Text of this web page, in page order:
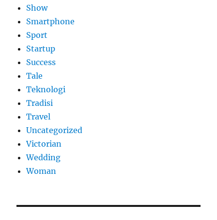
Show
Smartphone
Sport
Startup
Success
Tale
Teknologi
Tradisi
Travel
Uncategorized
Victorian
Wedding
Woman